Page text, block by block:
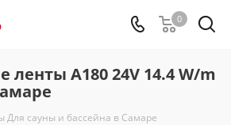
0
ленты A180 24V 14.4 W/m
Для сауны и бассейна в Самаре